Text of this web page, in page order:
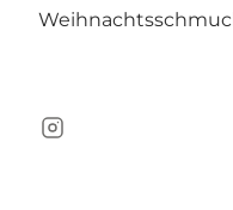
Instagram